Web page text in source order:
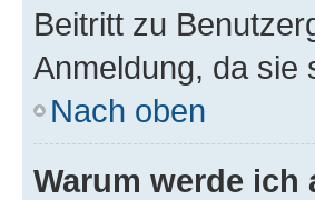
Beitritt zu
Anmeldung, da sie
Nach oben
Warum werde